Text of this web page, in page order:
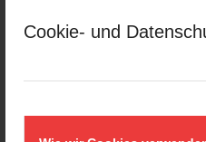
Cookie- und